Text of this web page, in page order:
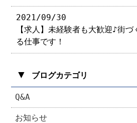
2021/09/30
【求人】未経験者も大歓迎♪街づ
る仕事です！
▼ ブログカテゴリ
Q&A
お知らせ